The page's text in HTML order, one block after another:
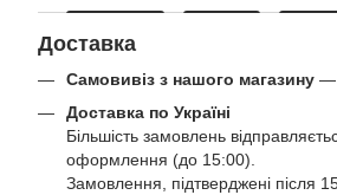
Доставка
Самовивіз з нашого магазину —
Доставка по Україні
Більшість замовлень
оформлення (до 15:00).
Замовлення, підтверджені після